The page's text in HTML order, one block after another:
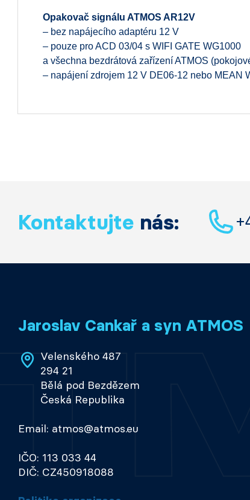
Opakovač signálu ATMOS AR12V
– bez napájecího adaptéru 12 V
– pouze pro ACD 03/04 s WIFI GATE WG1000
a všechna bezdrátová zařízení ATMOS
– napájení zdrojem 12 V DE06-12 nebo MEAN
Kontaktujte nás:
Jaroslav Cankař a syn ATMOS
Velenského 487
294 21
Bělá pod Bezdězem
Česká Republika
Email: atmos@atmos.eu
IČO: 113 033 44
DIČ: CZ450918088